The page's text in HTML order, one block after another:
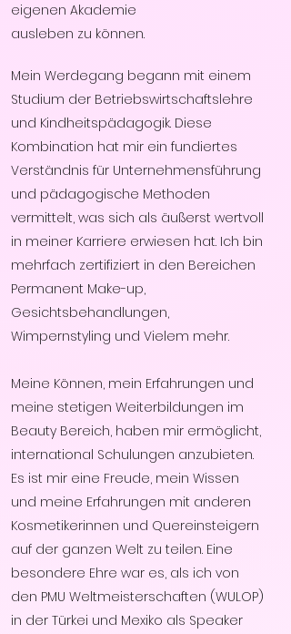
eigenen Akademie
ausleben zu können.
Mein Werdegang begann mit einem
Studium der Betriebswirtschaftslehre
und Kindheitspädagogik. Diese
Kombination hat mir ein fundiertes
Verständnis für Unternehmensführung
und pädagogische Methoden
vermittelt, was sich als äußerst wertvoll
in meiner Karriere erwiesen hat. Ich bin
mehrfach zertifiziert in den Bereichen
Permanent Make-up,
Gesichtsbehandlungen,
Wimpernstyling und Vielem mehr.
Meine Können, mein Erfahrungen und
meine stetigen Weiterbildungen im
Beauty Bereich, haben mir ermöglicht,
international Schulungen anzubieten.
Es ist mir eine Freude, mein Wissen
und meine Erfahrungen mit anderen
Kosmetikerinnen und Quereinsteigern
auf der ganzen Welt zu teilen. Eine
besondere Ehre war es, als ich von
den PMU Weltmeisterschaften (WULOP)
in der Türkei und Mexiko als Speaker